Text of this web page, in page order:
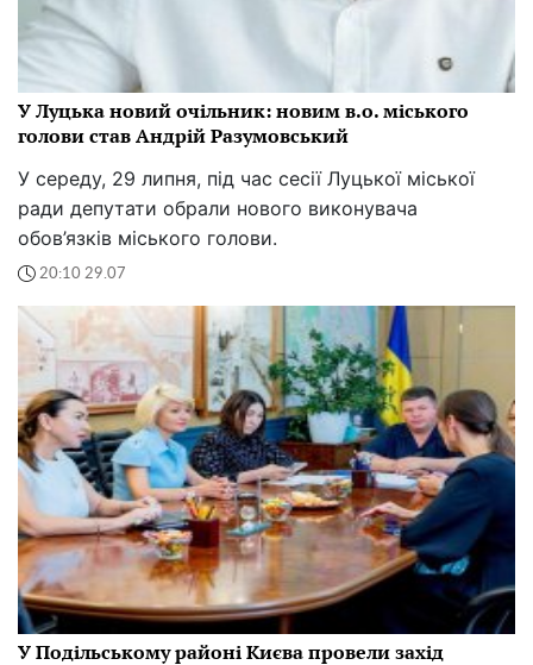
У Луцька новий очільник: новим в.о. міського
голови став Андрій Разумовський
У середу, 29 липня, під час сесії Луцької міської
ради депутати обрали нового виконувача
обов’язків міського голови.
20:10 29.07
У Подільському районі Києва провели захід